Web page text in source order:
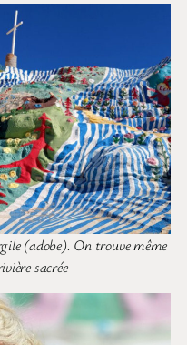
(adobe). On trouve même
sacrée